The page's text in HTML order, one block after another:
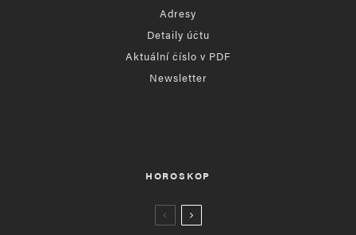
Adresy
Detaily účtu
Aktuální číslo v PDF
Newsletter
HOROSKOP